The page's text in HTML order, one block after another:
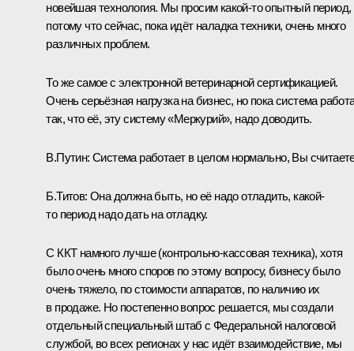
новейшая технология. Мы просим какой-то опытный период,
потому что сейчас, пока идёт наладка техники, очень много
различных проблем.
То же самое с электронной ветеринарной сертификацией.
Очень серьёзная нагрузка на бизнес, но пока система
так, что её, эту систему «Меркурий», надо доводить.
В.Путин: Система работает в целом нормально, Вы
Б.Титов: Она должна быть, но её надо отладить, какой-
то период надо дать на отладку.
С ККТ намного лучше (контрольно-кассовая техника), хотя
было очень много споров по этому вопросу, бизнесу было
очень тяжело, по стоимости аппаратов, по наличию их
в продаже. Но постепенно вопрос решается, мы создали
отдельный специальный штаб с Федеральной налоговой
службой, во всех регионах у нас идёт взаимодействие, мы